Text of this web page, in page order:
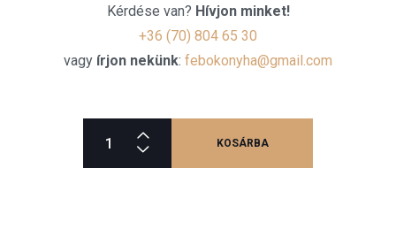
Kérdése van? Hívjon minket!
+36 (70) 804 65 30
vagy írjon nekünk: febokonyha@gmail.com
KOSÁRBA